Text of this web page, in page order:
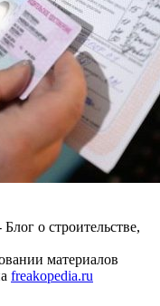
Блог о строительстве,
материалов
freakopedia.ru